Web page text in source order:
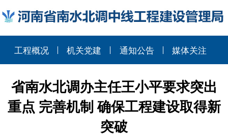
工程概况 机关党建 通知公告 媒体关注
省南水北调办主任王小平要求突出
重点 完善机制 确保工程建设取得新
突破